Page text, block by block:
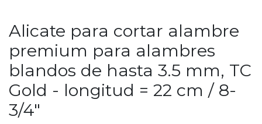
Alicate para cortar alambre
premium para alambres
blandos de hasta 3.5 mm, TC
Gold - longitud = 22 cm / 8-
3/4"